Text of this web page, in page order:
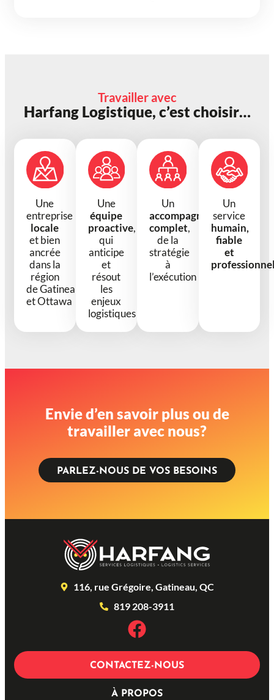
Travailler avec
Harfang Logistique, c’est choisir…
Une
entreprise
locale
et bien
ancrée
dans la
région
de Gatineau
et Ottawa
Une
équipe
proactive,
qui
anticipe
et
résout
les
enjeux
logistiques
Un
accompagnement
complet,
de la
stratégie
à
l’exécution
Un
service
humain,
fiable
et
Envie d’en savoir plus ou de
travailler avec nous?
PARLEZ-NOUS DE VOS BESOINS
116, rue Grégoire, Gatineau, QC
819 208-3911
CONTACTEZ-NOUS
À PROPOS